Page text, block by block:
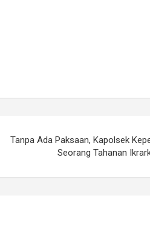
Tanpa Ada Paksaan, Kapolsek
Seorang Tahanan